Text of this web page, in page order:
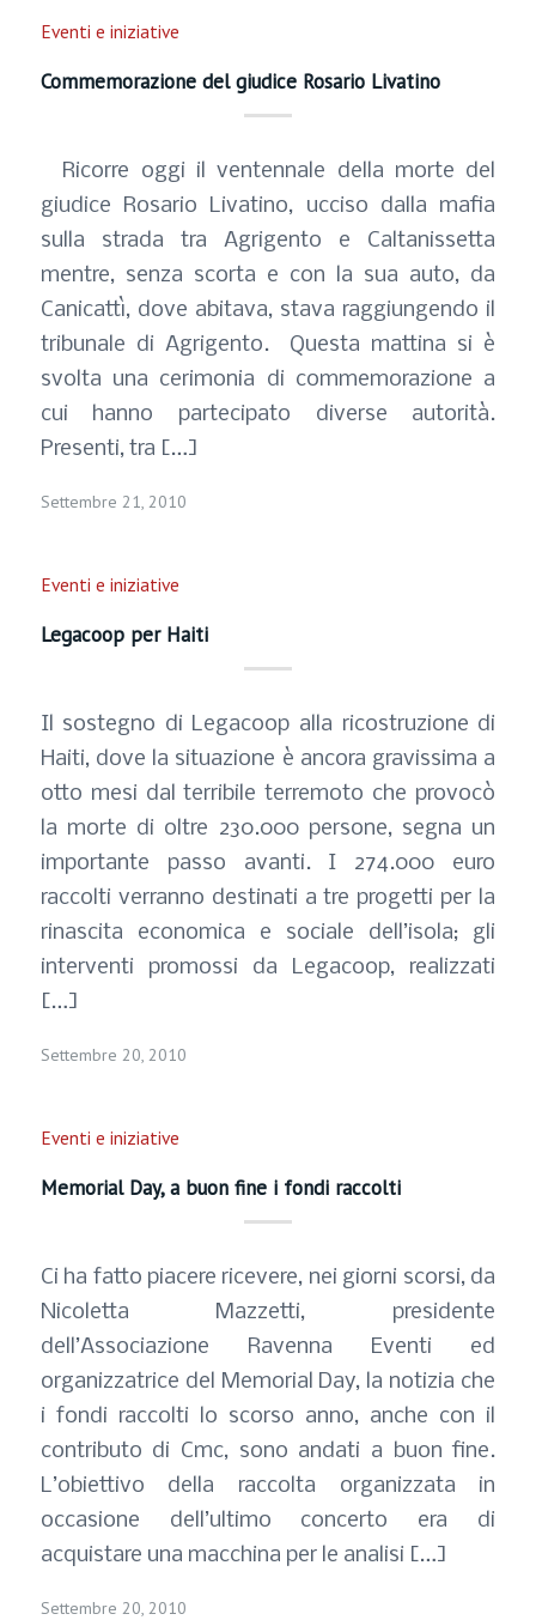
Eventi e iniziative
Commemorazione del giudice Rosario Livatino
Ricorre oggi il ventennale della morte del
giudice Rosario Livatino, ucciso dalla mafia
sulla strada tra Agrigento e Caltanissetta
mentre, senza scorta e con la sua auto, da
Canicattì, dove abitava, stava raggiungendo il
tribunale di Agrigento. Questa mattina si è
svolta una cerimonia di commemorazione a
cui hanno partecipato diverse autorità.
Presenti, tra […]
Settembre 21, 2010
Eventi e iniziative
Legacoop per Haiti
Il sostegno di Legacoop alla ricostruzione di
Haiti, dove la situazione è ancora gravissima a
otto mesi dal terribile terremoto che provocò
la morte di oltre 230.000 persone, segna un
importante passo avanti. I 274.000 euro
raccolti verranno destinati a tre progetti per la
rinascita economica e sociale dell’isola; gli
interventi promossi da Legacoop, realizzati
[…]
Settembre 20, 2010
Eventi e iniziative
Memorial Day, a buon fine i fondi raccolti
Ci ha fatto piacere ricevere, nei giorni scorsi, da
Nicoletta Mazzetti, presidente
dell’Associazione Ravenna Eventi ed
organizzatrice del Memorial Day, la notizia che
i fondi raccolti lo scorso anno, anche con il
contributo di Cmc, sono andati a buon fine.
L’obiettivo della raccolta organizzata in
occasione dell’ultimo concerto era di
acquistare una macchina per le analisi […]
Settembre 20, 2010